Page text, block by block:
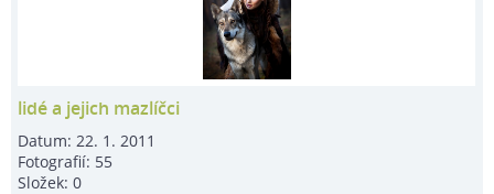
lidé a jejich mazlíčci
Datum: 22. 1. 2011
Fotografií: 55
Složek:0